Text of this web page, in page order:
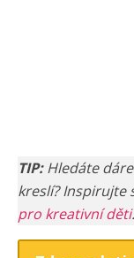
TIP:Hledáte
kreslí? Inspirujte
pro kreativní děti.